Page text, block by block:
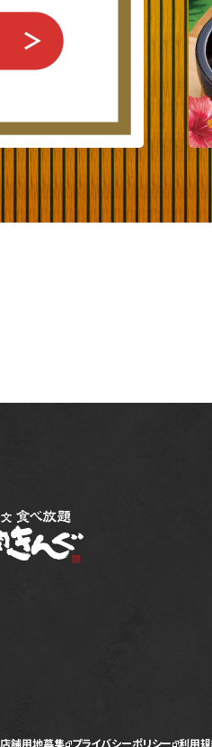
店舗用地募集 プライバシーポリシー 利用